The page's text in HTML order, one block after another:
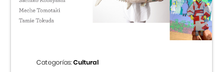
Categorías:Cultural